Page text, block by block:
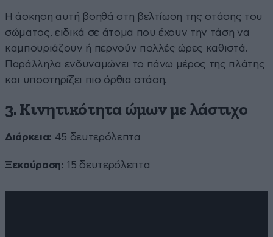
Η άσκηση αυτή βοηθά στη βελτίωση της στάσης του
σώματος, ειδικά σε άτομα που έχουν την τάση να
καμπουριάζουν ή περνούν πολλές ώρες καθιστά.
Παράλληλα ενδυναμώνει το πάνω μέρος της πλάτης
και υποστηρίζει πιο όρθια στάση.
3. Κινητικότητα ώμων με λάστιχο
Διάρκεια: 45 δευτερόλεπτα
Ξεκούραση: 15 δευτερόλεπτα